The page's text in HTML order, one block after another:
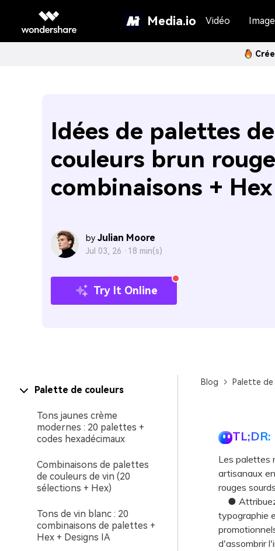
Media.io Vidéo Image
Idées de palettes de
couleurs brun
combinaisons + Hex
by Julian Moore
Jul 03, 26 · 18 min(s)
Try It Online
Palette de couleurs
Tons jaunes crème
modernes : 20 palettes +
codes hexadécimaux
Combinaisons de palettes
de couleurs de vin (20
sélections + Hex)
Tons de vin blanc : 20
combinaisons de palettes +
Hex + Designs IA
Blog Palette de
TL;DR:
Les palettes
artisanaux
rouges
● Attribuez
typographie
d'assombrir